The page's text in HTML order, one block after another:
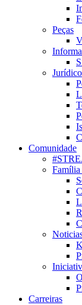
Peças
Jurídico
Comunidade
Família
Carreiras